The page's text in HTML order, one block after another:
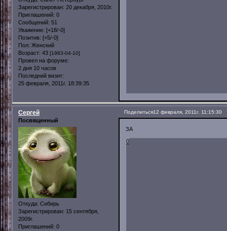
Зарегистрирован: 20 декабря, 2010г.
Приглашений: 0
Сообщений: 51
Уважение: [+18/-0]
Позитив: [+5/-0]
Пол: Женский
Возраст: 43 [1983-04-10]
Провел на форуме:
2 дня 10 часов
Последний визит:
25 февраля, 2011г. 18:39:35
Поделиться12 февраля, 2011г. 11:15:30
Сергей
Посвященный
Откуда: Сибирь
Зарегистрирован: 15 сентября,
2009г.
Приглашений: 0
ЗА
0